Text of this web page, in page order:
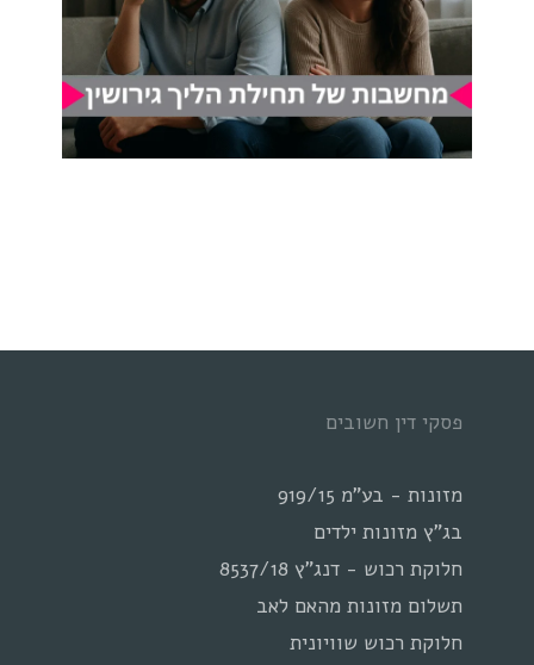
פסקי דין חשובים
מזונות - בע"מ 919/15
בג"ץ מזונות ילדים
חלוקת רכוש - דנג"ץ 8537/18
תשלום מזונות מהאם לאב
חלוקת רכוש שוויונית